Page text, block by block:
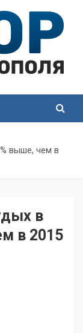
выше, чем в
в
в 2015